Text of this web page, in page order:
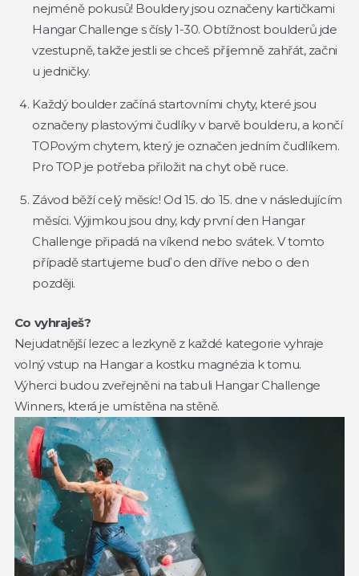
nejméně pokusů! Bouldery jsou označeny kartičkami
Hangar Challenge s čísly 1-30. Obtížnost boulderů jde
vzestupně, takže jestli se chceš příjemně zahřát, začni
u jedničky.
Každý boulder začíná startovními chyty, které jsou
označeny plastovými čudlíky v barvě boulderu, a končí
TOPovým chytem, který je označen jedním čudlíkem.
Pro TOP je potřeba přiložit na chyt obě ruce.
Závod běží celý měsíc! Od 15. do 15. dne v následujícím
měsíci. Výjimkou jsou dny, kdy první den Hangar
Challenge připadá na víkend nebo svátek. V tomto
případě startujeme buď o den dříve nebo o den
později.
Co vyhraješ?
Nejudatnější lezec a lezkyně z každé kategorie vyhraje
volný vstup na Hangar a kostku magnézia k tomu.
Výherci budou zveřejněni na tabuli Hangar Challenge
Winners, která je umístěna na stěně.